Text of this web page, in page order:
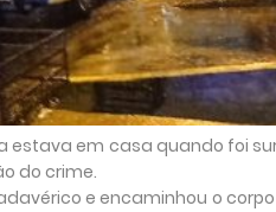
estava em casa quando foi
do crime.
e encaminhou o